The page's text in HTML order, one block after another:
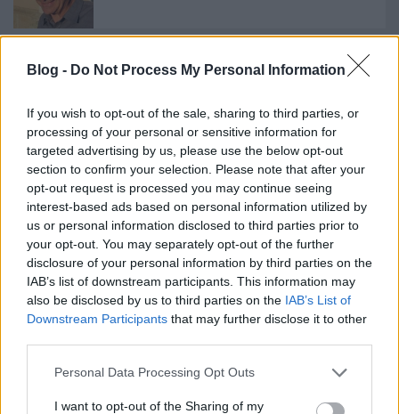
Blog - Do Not Process My Personal Information
If you wish to opt-out of the sale, sharing to third parties, or
processing of your personal or sensitive information for
targeted advertising by us, please use the below opt-out
section to confirm your selection. Please note that after your
opt-out request is processed you may continue seeing
interest-based ads based on personal information utilized by
us or personal information disclosed to third parties prior to
your opt-out. You may separately opt-out of the further
disclosure of your personal information by third parties on the
IAB’s list of downstream participants. This information may
also be disclosed by us to third parties on the IAB’s List of
Downstream Participants that may further disclose it to other
Please note that this website/app uses one or more Google
not limited to your visit or usage behaviour. You may click to
Personal Data Processing Opt Outs
I want to opt-out of the Sharing of my
Aranyszájú Szt. Róbert
Decanter World Wine Awards 2012
Interjú Nemes Richárddal, a Pannon
Bormustra szervezőjével